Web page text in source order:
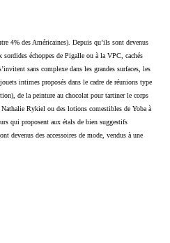
4% des Américaines). Depuis qu’ils sont devenus
échoppes de Pigalle ou à la VPC, cachés
sans complexe dans les grandes surfaces, les
intimes proposés dans le cadre de réunions type
de la peinture au chocolat pour tartiner le corps
Rykiel ou des lotions comestibles de Yoba à
qui proposent aux étals de bien suggestifs
devenus des accessoires de mode, vendus à une